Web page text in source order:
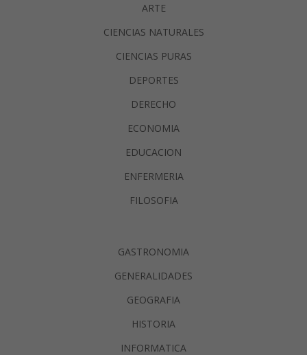
ARTE
CIENCIAS NATURALES
CIENCIAS PURAS
DEPORTES
DERECHO
ECONOMIA
EDUCACION
ENFERMERIA
FILOSOFIA
GASTRONOMIA
GENERALIDADES
GEOGRAFIA
HISTORIA
INFORMATICA